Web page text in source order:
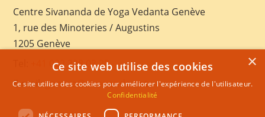
Centre Sivananda de Yoga Vedanta Genève
1, rue des Minoteries / Augustins
1205 Genève
+41 022 328 03 28
E-mail:geneva@sivananda.net
×
Ce site web utilise des cookies
Ce site utilise des cookies pour améliorer l'expérience de l'utilisateur.
Confidentialité